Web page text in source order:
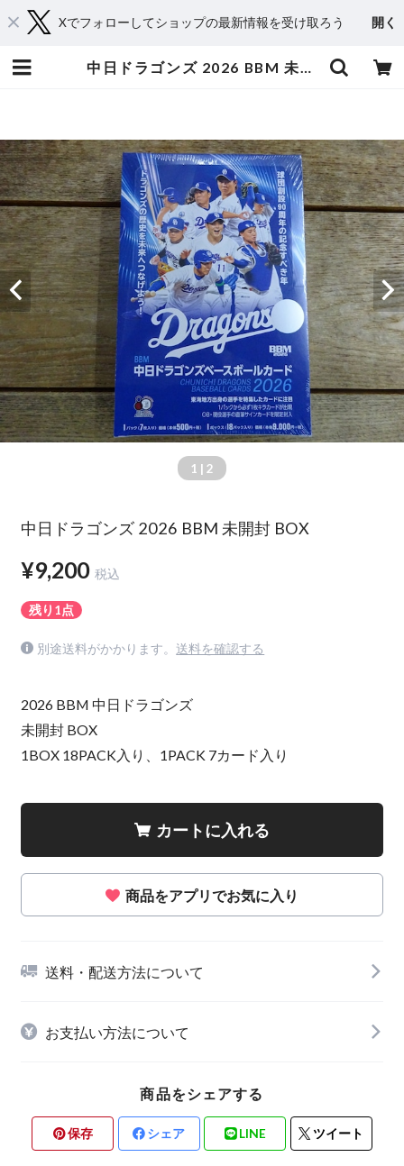
Xでフォローしてショップの最新情報を受け取ろう 開く
中日ドラゴンズ 2026 BBM 未開封 BOX | スポーツカードミントC&K本厚木店－オンラインショップ
1 | 2
中日ドラゴンズ 2026 BBM 未開封 BOX
¥9,200 税込
残り1点
別途送料がかかります。 送料を確認する
2026 BBM 中日ドラゴンズ
未開封 BOX
1BOX 18PACK入り、1PACK 7カード入り
カートに入れる
商品をアプリでお気に入り
送料・配送方法について
お支払い方法について
商品をシェアする
保存 シェア LINE ツイート